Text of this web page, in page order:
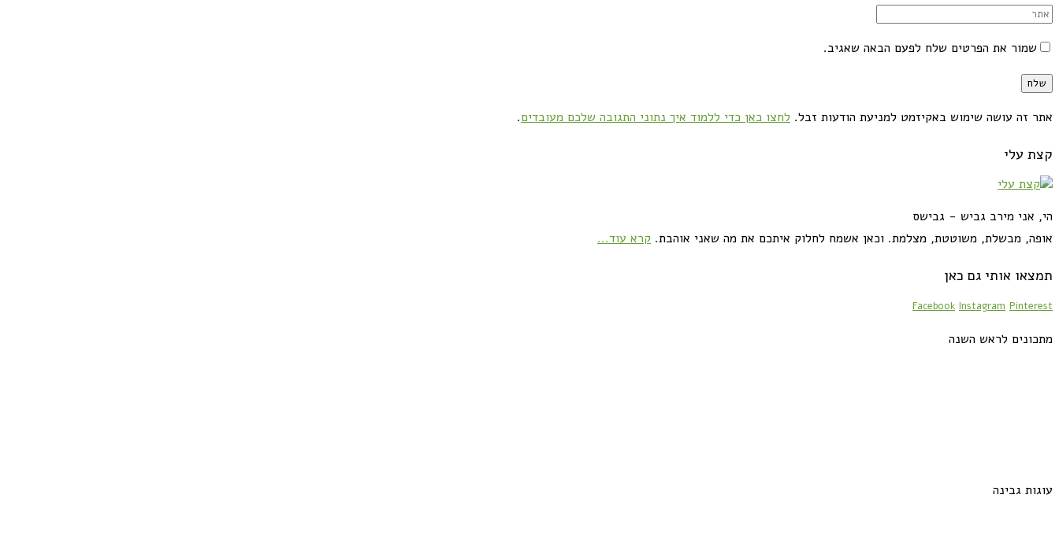
שמור את הפרטים שלח לפעם הבאה שאגיב.
אתר זה עושה שימוש באקיזמט למניעת הודעות זבל. לחצו כאן כדי ללמוד איך נתוני התגובה שלכם מעובדים.
קצת עלי
הי, אני מירב גביש - גבישס
אופה, מבשלת, משוטטת, מצלמת. וכאן אשמח לחלוק איתכם את מה שאני אוהבת. קרא עוד...
תמצאו אותי גם כאן
Facebook Instagram Pinterest
מתכונים לראש השנה
עוגות גבינה